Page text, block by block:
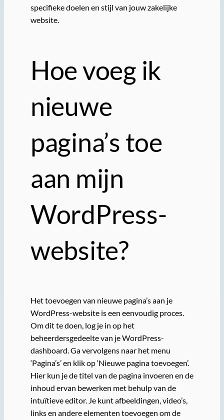
specifieke doelen en stijl van jouw zakelijke
website.
Hoe voeg ik
nieuwe
pagina’s toe
aan mijn
WordPress-
website?
Het toevoegen van nieuwe pagina’s aan je
WordPress-website is een eenvoudig proces.
Om dit te doen, log je in op het
beheerdersgedeelte van je WordPress-
dashboard. Ga vervolgens naar het menu
‘Pagina’s’ en klik op ‘Nieuwe pagina toevoegen’.
Hier kun je de titel van de pagina invoeren en de
inhoud ervan bewerken met behulp van de
intuïtieve editor. Je kunt afbeeldingen, video’s,
links en andere elementen toevoegen om de